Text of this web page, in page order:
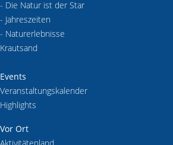
- Die Natur ist der Star
- Jahreszeiten
- Naturerlebnisse
Krautsand
Events
Veranstaltungskalender
Highlights
Vor Ort